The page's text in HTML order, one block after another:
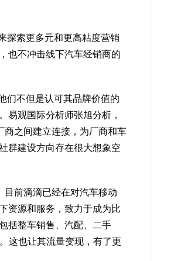
探索更多元和更高粘度营销
也不冲击线下汽车经销商的
们不但是认可其品牌价值的
易观国际分析师张旭分析，
商之间建立连接，为厂商和车
群建设方向存在很大想象空
目前滴滴已经在对汽车移动
资源和服务，致力于成为比
括整车销售、汽配、二手
这也让其流量变现，有了更